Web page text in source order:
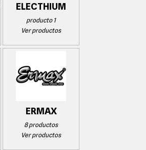
ELECTHIUM
producto 1
Ver productos
ERMAX
8 productos
Ver productos